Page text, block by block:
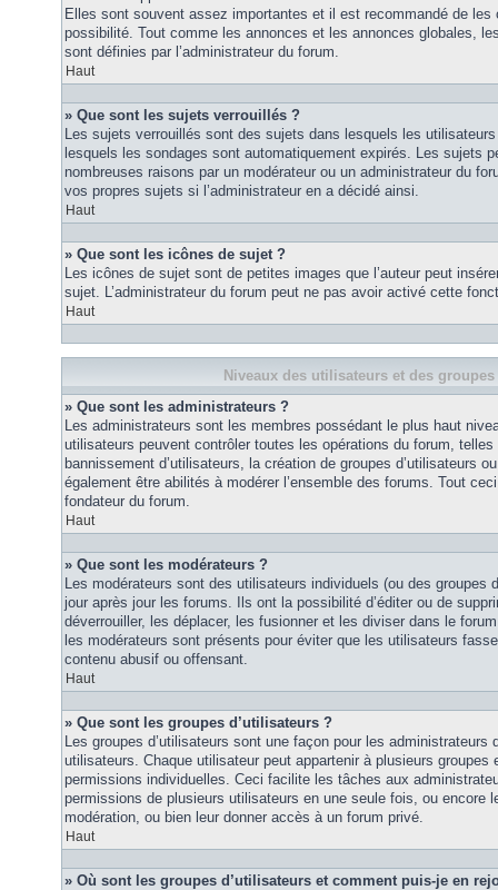
Elles sont souvent assez importantes et il est recommandé de
possibilité. Tout comme les annonces et les annonces globales,
sont définies par l’administrateur du forum.
Haut
» Que sont les sujets verrouillés ?
Les sujets verrouillés sont des sujets dans lesquels les
lesquels les sondages sont automatiquement expirés. Les sujets
nombreuses raisons par un modérateur ou un administrateur du
vos propres sujets si l’administrateur en a décidé ainsi.
Haut
» Que sont les icônes de sujet ?
Les icônes de sujet sont de petites images que l’auteur peut
sujet. L’administrateur du forum peut ne pas avoir activé cette
Haut
Niveaux des utilisateurs et des
» Que sont les administrateurs ?
Les administrateurs sont les membres possédant le plus haut
utilisateurs peuvent contrôler toutes les opérations du forum,
bannissement d’utilisateurs, la création de groupes d’utilisateurs
également être abilités à modérer l’ensemble des forums. Tout
fondateur du forum.
Haut
» Que sont les modérateurs ?
Les modérateurs sont des utilisateurs individuels (ou des groupes
jour après jour les forums. Ils ont la possibilité d’éditer ou de
déverrouiller, les déplacer, les fusionner et les diviser dans le
les modérateurs sont présents pour éviter que les utilisateurs
contenu abusif ou offensant.
Haut
» Que sont les groupes d’utilisateurs ?
Les groupes d’utilisateurs sont une façon pour les administrateurs
utilisateurs. Chaque utilisateur peut appartenir à plusieurs groupes
permissions individuelles. Ceci facilite les tâches aux
permissions de plusieurs utilisateurs en une seule fois, ou encore
modération, ou bien leur donner accès à un forum privé.
Haut
» Où sont les groupes d’utilisateurs et comment puis-je en